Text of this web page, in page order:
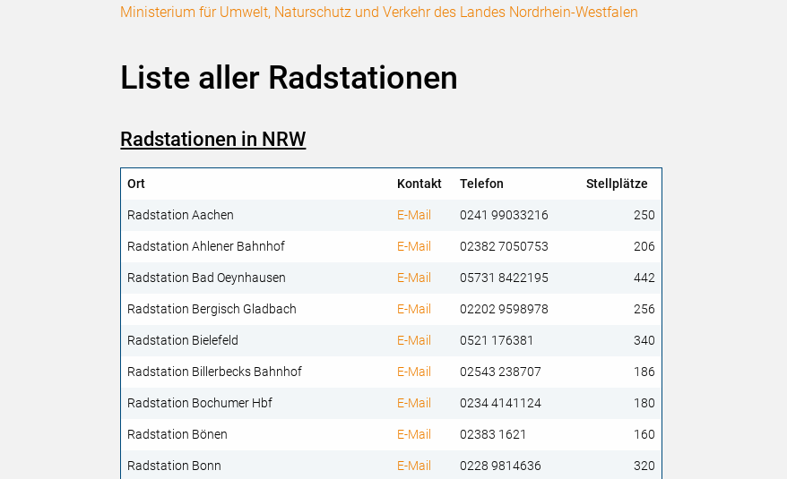
Ministerium für Umwelt, Naturschutz und Verkehr des Landes Nordrhein-Westfalen
Liste aller Radstationen
Radstationen in NRW
Ort Kontakt Telefon Stellplätze
Radstation Aachen E-Mail 0241 99033216 250
Radstation Ahlener Bahnhof E-Mail 02382 7050753 206
Radstation Bad Oeynhausen E-Mail 05731 8422195 442
Radstation Bergisch Gladbach E-Mail 02202 9598978 256
Radstation Bielefeld E-Mail 0521 176381 340
Radstation Billerbecks Bahnhof E-Mail 02543 238707 186
Radstation Bochumer Hbf E-Mail 0234 4141124 180
Radstation Bönen E-Mail 02383 1621 160
Radstation Bonn E-Mail 0228 9814636 320